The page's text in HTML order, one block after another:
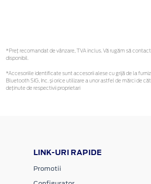
*Preţ recomandat de vânzare, TVA inclus. Vă rugăm să
disponibil.
*Accesoriile identificate sunt accesorii alese cu grijă de la
Bluetooth SIG, Inc. și orice utilizare a unor astfel de mărci de
deținute de respectivii proprietari
LINK-URI RAPIDE
Promotii